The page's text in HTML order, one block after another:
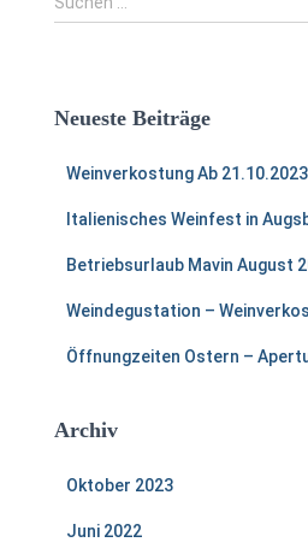
u
n
Neueste Beiträge
Weinverkostung Ab
Italienisches Weinfest in
Betriebsurlaub Mavin August
Weindegustation –
Öffnungzeiten Ostern –
Archiv
Oktober 2023
Juni 2022